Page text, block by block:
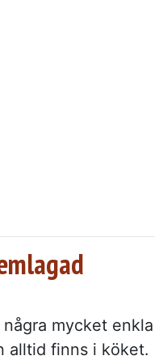
mycket enkla
alltid finns i köket.